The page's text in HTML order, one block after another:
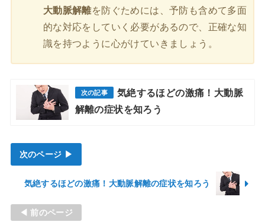
大動脈解離を防ぐためには、予防も含めて多面
的な対応をしていく必要があるので、正確な知
識を持つように心がけていきましょう。
気絶するほどの激痛！大動脈
解離の症状を知ろう
次のページ ▶
気絶するほどの激痛！大動脈解離の症状を知ろう
◀ 前のページ